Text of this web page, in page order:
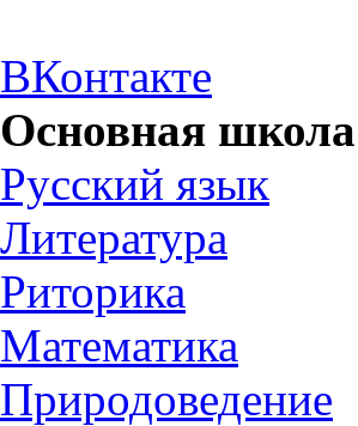
ВКонтакте
Основная школа
Русский язык
Литература
Риторика
Математика
Природоведение